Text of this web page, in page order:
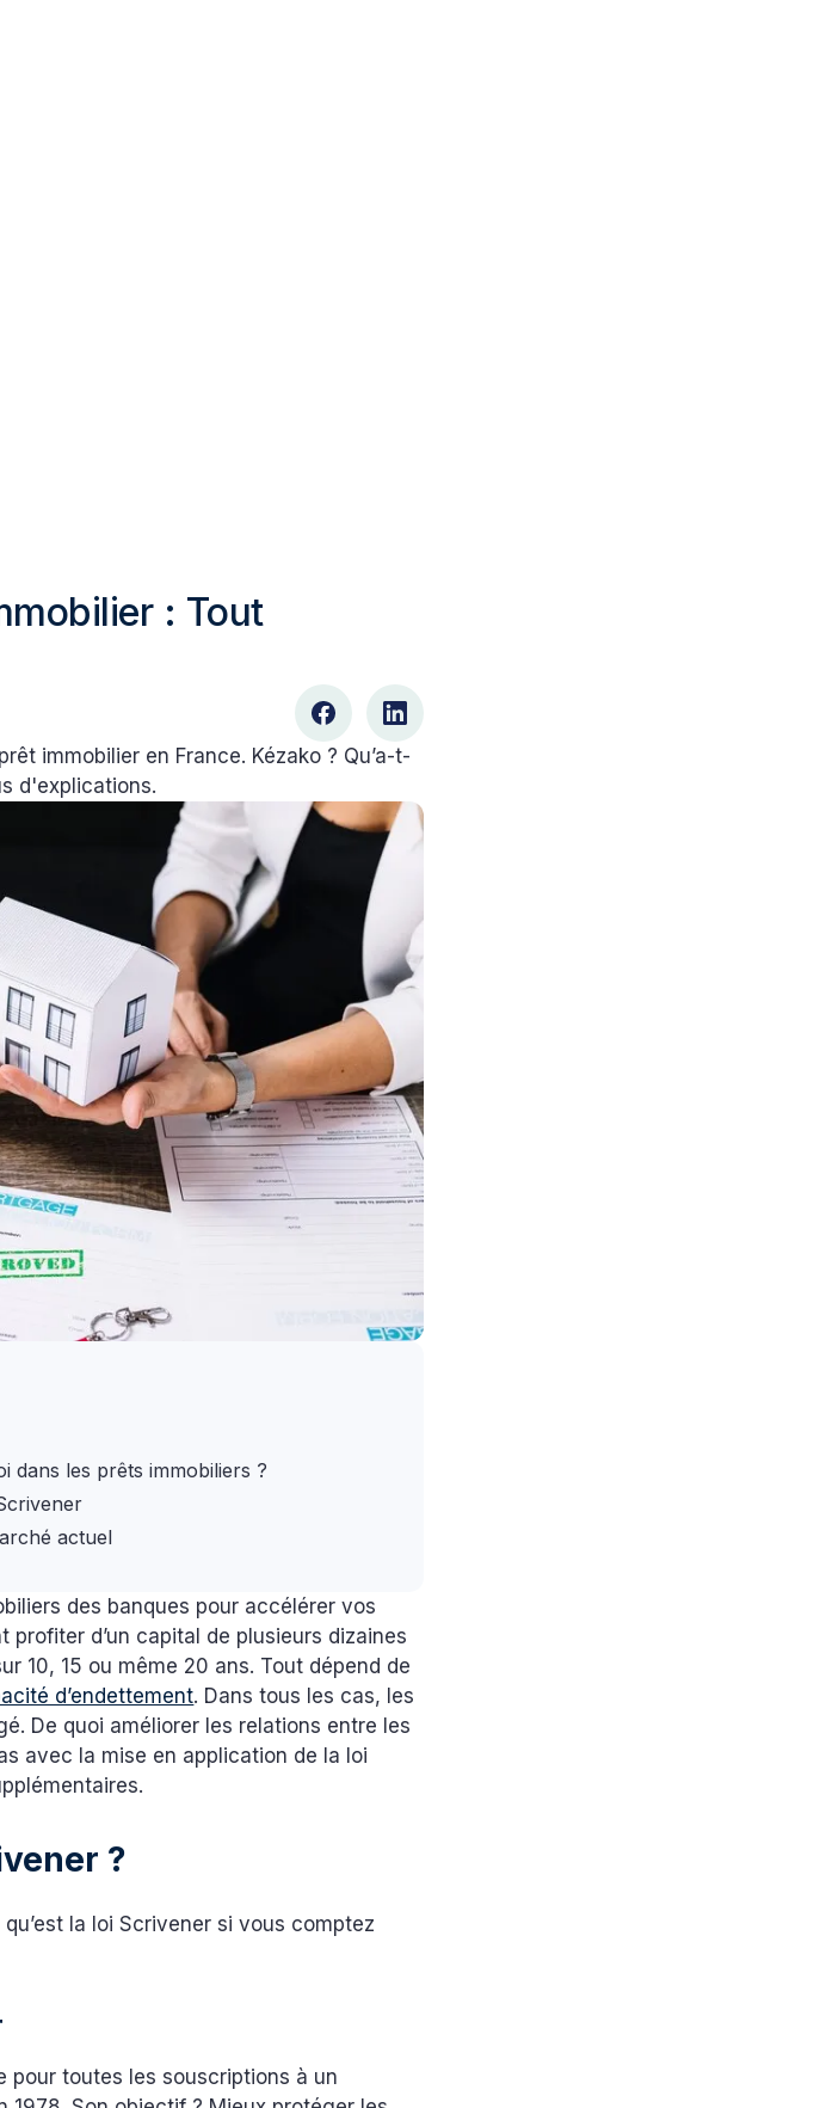
: Tout
immobilier en France. Kézako ? Qu’a-t-
d'explications.
dans les prêts immobiliers ?
actuel
des banques pour accélérer vos
d’un capital de plusieurs dizaines
10, 15 ou même 20 ans. Tout dépend de
d’endettement. Dans tous les cas, les
De quoi améliorer les relations entre les
avec la mise en application de la loi
?
la loi Scrivener si vous comptez
pour toutes les souscriptions à un